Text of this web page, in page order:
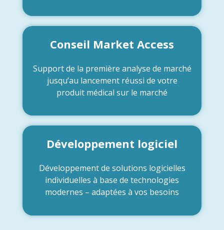
Conseil Market Access
Support de la première analyse de marché
jusqu’au lancement réussi de votre
produit médical sur le marché
Développement logiciel
Développement de solutions logicielles
individuelles à base de technologies
modernes – adaptées à vos besoins